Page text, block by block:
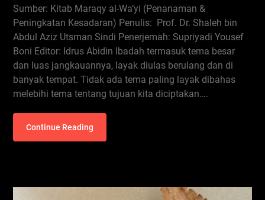
Sumber: Kitab Maraqy al-Wa’yi (Penanaman &
Peningkatan Kesadaran) Penulis: Prof. Dr. Shaleh bin
Abdul Aziz Utsman Sindi Penerjemah: Supriyadi Yousef
Boni Editor: Idrus Abidin Ibadah termasuk tema besar
dan luas jangkauannya, layak diulas berulang dan di
banyak tempat. Tidak ada tema paling layak dibahas
melebihi tema tentang tujuan kita diciptakan….
Continue Reading